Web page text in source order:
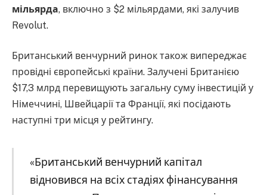
мільярда, включно з $2 мільярдами, які залучив
Revolut.
Британський венчурний ринок також випереджає
провідні європейські країни. Залучені Британією
$17,3 млрд перевищують загальну суму інвестицій у
Німеччині, Швейцарії та Франції, які посідають
наступні три місця у рейтингу.
«Британський венчурний капітал
відновився на всіх стадіях фінансування